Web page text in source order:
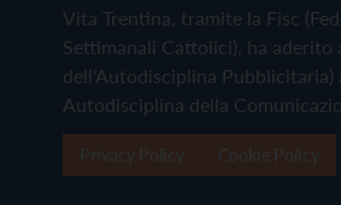
Vita Trentina, tramite la Fisc
Settimanali Cattolici), ha aderito
dell'Autodisciplina Pubblicitaria)
Autodisciplina della